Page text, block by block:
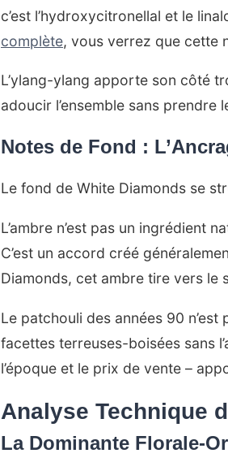
c’est l’hydroxycitronellal et le
complète, vous verrez que cette
L’ylang-ylang apporte son côté
adoucir l’ensemble sans prendre
Notes de Fond :
Le fond de White Diamonds se
L’ambre n’est pas un ingrédient
C’est un accord créé
Diamonds, cet ambre tire vers
Le patchouli des années 90
facettes terreuses-boisées sans
l’époque et le prix de vente –
Analyse Technique
La Dominante Florale-